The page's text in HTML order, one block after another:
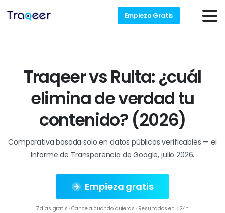
Empieza Gratis
TraqeervsRulta:¿cuál
eliminadeverdadtu
contenido? (2026)
Comparativa basada solo en datos públicos verificables — el
Informe de Transparencia de Google, julio 2026.
Empieza gratis
7 días gratis · Cancela cuando quieras · Resultados en <24h